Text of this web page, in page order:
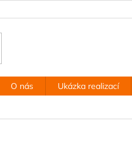
O nás Ukázka realizací